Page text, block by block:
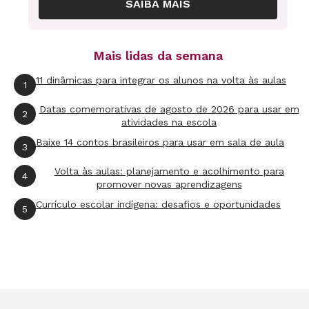
ver o apoio que o povo dá aos estrangeiros
Paulo, há escolas e hospitais que atendem a
documentos, mas prestam o atendimento por
humanidade", afirma Calderón.
Quer saber mais?
Leia oRelatório de Desenvolvimento
SAIBA MAIS
Mais lidas da semana
1 11 dinâmicas para integrar os alunos na volta às aulas
2
Datas comemorativas de agosto de 2026 para usar em
atividades na escola
3 Baixe 14 contos brasileiros para usar em sala de aula
4
Volta às aulas: planejamento e acolhimento para
promover novas aprendizagens
5 Currículo escolar indígena: desafios e oportunidades